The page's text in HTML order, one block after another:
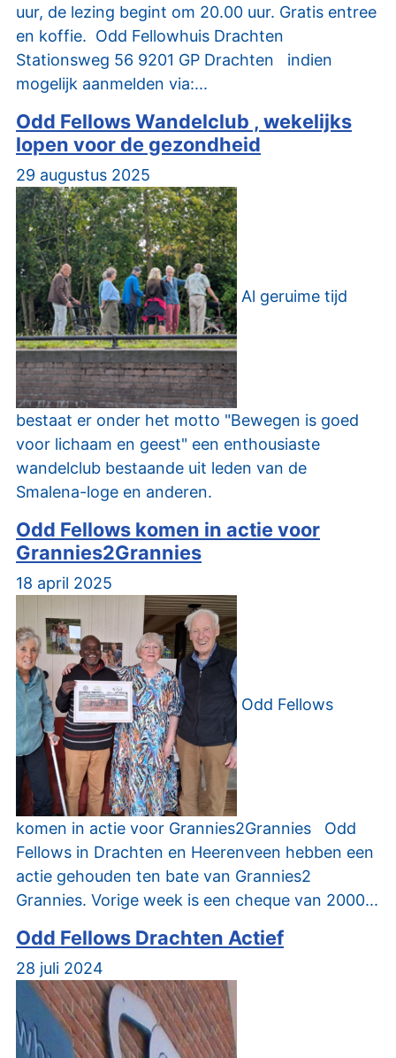
uur, de lezing begint om 20.00 uur. Gratis entree
en koffie. Odd Fellowhuis Drachten
Stationsweg 56 9201 GP Drachten indien
mogelijk aanmelden via:...
Odd Fellows Wandelclub , wekelijks
lopen voor de gezondheid
29 augustus 2025
Al geruime tijd
bestaat er onder het motto "Bewegen is goed
voor lichaam en geest" een enthousiaste
wandelclub bestaande uit leden van de
Smalena-loge en anderen.
Odd Fellows komen in actie voor
Grannies2Grannies
18 april 2025
Odd Fellows
komen in actie voor Grannies2Grannies Odd
Fellows in Drachten en Heerenveen hebben een
actie gehouden ten bate van Grannies2
Grannies. Vorige week is een cheque van 2000...
Odd Fellows Drachten Actief
28 juli 2024